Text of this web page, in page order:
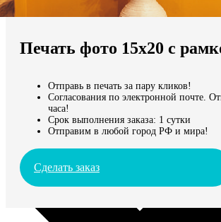
Мы доставляем по всему миру
Продолжить без города
Печать фото 15х20 с
Отправь в печать за пару кликов!
Согласования по электронной почте.
часа!
Срок выполнения заказа: 1 сутки
Отправим в любой город РФ и мира!
Сделать заказ